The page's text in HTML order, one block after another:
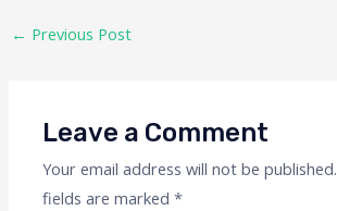
← Previous Post
Leave a Comment
Your email address will not be published.
fields are marked*